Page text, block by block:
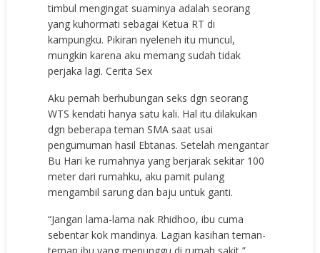
timbul mengingat suaminya adalah seorang
yang kuhormati sebagai Ketua RT di
kampungku. Pikiran nyeleneh itu muncul,
mungkin karena aku memang sudah tidak
perjaka lagi. Cerita Sex
Aku pernah berhubungan seks dgn seorang
WTS kendati hanya satu kali. Hal itu dilakukan
dgn beberapa teman SMA saat usai
pengumuman hasil Ebtanas. Setelah mengantar
Bu Hari ke rumahnya yang berjarak sekitar 100
meter dari rumahku, aku pamit pulang
mengambil sarung dan baju untuk ganti.
“Jangan lama-lama nak Rhidhoo, ibu cuma
sebentar kok mandinya. Lagian kasihan teman-
teman ibu yang menunggu di rumah sakit,”